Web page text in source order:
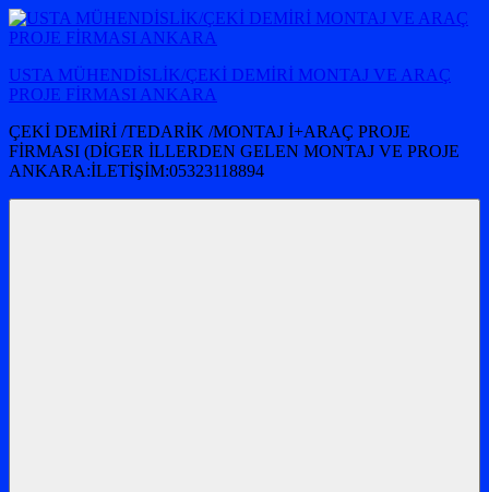
İçeriğe
atla
USTA MÜHENDİSLİK/ÇEKİ DEMİRİ MONTAJ VE ARAÇ
PROJE FİRMASI ANKARA
ÇEKİ DEMİRİ /TEDARİK /MONTAJ İ+ARAÇ PROJE
FİRMASI (DİGER İLLERDEN GELEN MONTAJ VE PROJE
ANKARA:İLETİŞİM:05323118894